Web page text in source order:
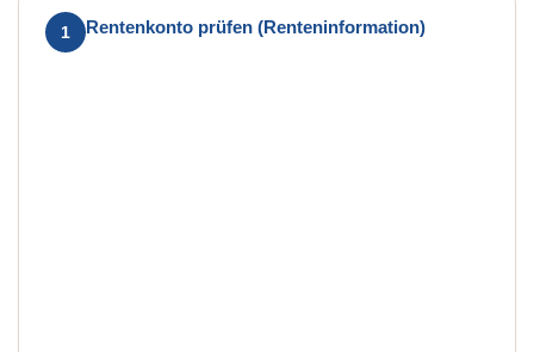
1 Rentenkonto prüfen (Renteninformation)